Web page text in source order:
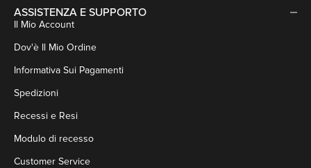
ASSISTENZA E SUPPORTO
Il Mio Account
Dov'è Il Mio Ordine
Informativa Sui Pagamenti
Spedizioni
Recessi e Resi
Modulo di recesso
Customer Service